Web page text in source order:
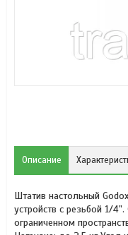
Описание
Штатив настольный
устройств с резьбой 1/
ограниченном